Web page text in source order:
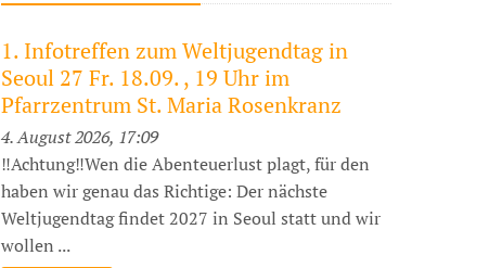
1. Infotreffen zum Weltjugendtag in
Seoul 27 Fr. 18.09. , 19 Uhr im
Pfarrzentrum St. Maria Rosenkranz
4. August 2026, 17:09
‼️Achtung‼️Wen die Abenteuerlust plagt, für den
haben wir genau das Richtige: Der nächste
Weltjugendtag findet 2027 in Seoul statt und wir
wollen ...